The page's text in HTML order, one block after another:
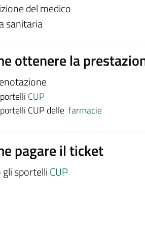
del medico
sanitaria
ottenere la
CUP
CUP delle farmacie
pagare il ticket
gli sportelli CUP